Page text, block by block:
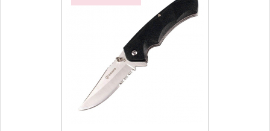
Nože s pevnou čepelí